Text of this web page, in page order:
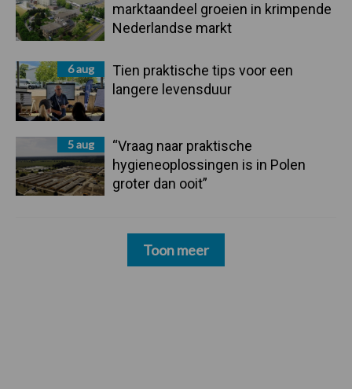
marktaandeel groeien in krimpende
Nederlandse markt
6 aug
Tien praktische tips voor een
langere levensduur
5 aug
“Vraag naar praktische
hygieneoplossingen is in Polen
groter dan ooit”
Toon meer